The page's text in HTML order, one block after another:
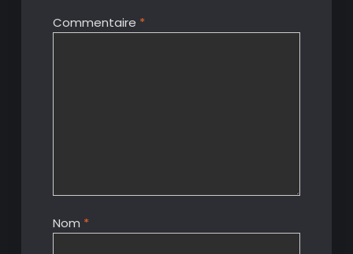
Commentaire *
Nom *